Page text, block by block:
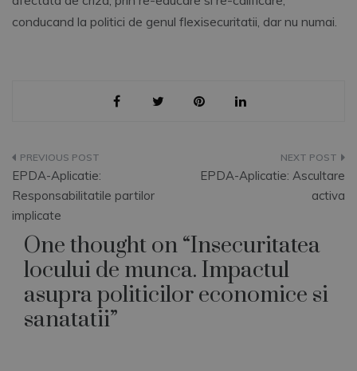
conducand la politici de genul flexisecuritatii, dar nu numai.
Navigare
în
articole
EPDA-Aplicatie:
Responsabilitatile partilor
implicate
EPDA-Aplicatie: Ascultare
activa
One thought on “Insecuritatea
locului de munca. Impactul
asupra politicilor economice si
sanatatii”